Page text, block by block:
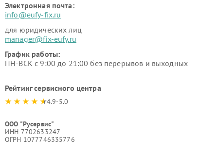
Электронная почта:
info@eufy-fix.ru
для юридических лиц
manager@fix-eufy.ru
График работы:
ПН-ВСК с 9:00 до 21:00 без перерывов и выходных
Рейтинг сервисного центра
4.9-5.0
ООО "Русервис"
ИНН 7702633247
ОГРН 1077746335776